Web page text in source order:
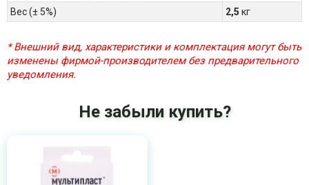
Вес (± 5%)
2,5 кг
* Внешний вид, характеристики и комплектация могут быть
изменены фирмой-производителем без предварительного
уведомления.
Не забыли купить?